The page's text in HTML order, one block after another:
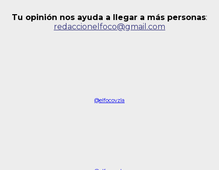
Tu opinión nos ayuda a llegar a más personas:
redaccionelfoco@gmail.com
@elfocovzla